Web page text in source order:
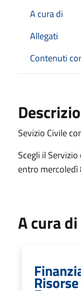
A cura di
Allegati
Contenuti
Sevizio Civile
Scegli il
entro mercoledì
A cura di